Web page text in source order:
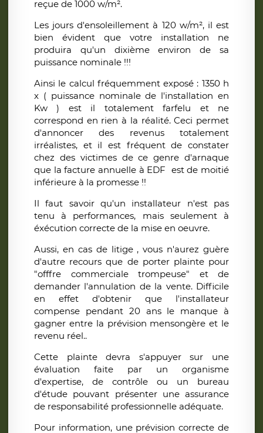
reçue de 1000 w/m².
Les jours d'ensoleillement à 120 w/m², il est
bien évident que votre installation ne
produira qu'un dixième environ de sa
puissance nominale !!!
Ainsi le calcul fréquemment exposé : 1350 h
x ( puissance nominale de l'installation en
Kw ) est il totalement farfelu et ne
correspond en rien à la réalité. Ceci permet
d'annoncer des revenus totalement
irréalistes, et il est fréquent de constater
chez des victimes de ce genre d'arnaque
que la facture annuelle à EDF est de moitié
inférieure à la promesse !!
Il faut savoir qu'un installateur n'est pas
tenu à performances, mais seulement à
éxécution correcte de la mise en oeuvre.
Aussi, en cas de litige , vous n'aurez guère
d'autre recours que de porter plainte pour
"offfre commerciale trompeuse" et de
demander l'annulation de la vente. Difficile
en effet d'obtenir que l'installateur
compense pendant 20 ans le manque à
gagner entre la prévision mensongère et le
revenu réel..
Cette plainte devra s'appuyer sur une
évaluation faite par un organisme
d'expertise, de contrôle ou un bureau
d'étude pouvant présenter une assurance
de responsabilité professionnelle adéquate.
Pour information, une prévision correcte de